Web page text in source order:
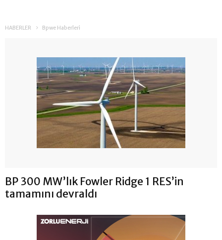
HABERLER Bpwe Haberleri
BP 300 MW’lık Fowler Ridge 1 RES’in
tamamını devraldı